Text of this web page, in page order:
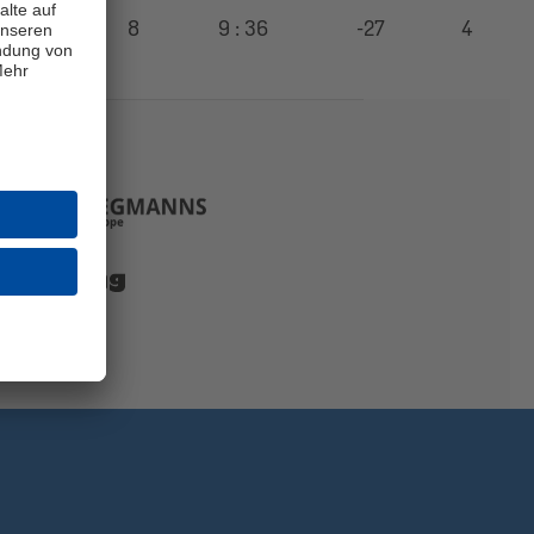
8 9 : 36 -27 4